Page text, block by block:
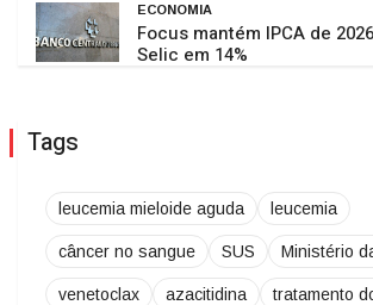
ECONOMIA
Focus mantém IPCA de
Selic em 14%
Tags
leucemia mieloide aguda leucemia
câncer no sangue SUS Ministério
venetoclax azacitidina tratamento